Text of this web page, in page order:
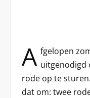
A fgelopen
uitgenodigd
rode op te
dat om: twee